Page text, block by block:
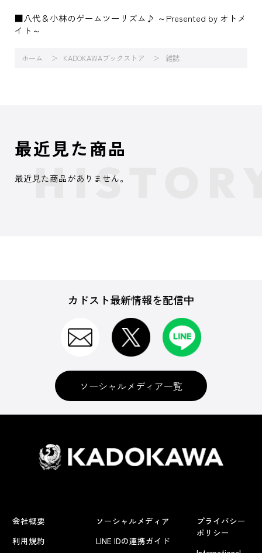
■八代＆小林のゲームツーリズム♪ ～Presented by オトメ
イト～
ホーム KADOKAWAブックストア 雑誌
最近見た商品
最近見た商品がありません。
カドスト最新情報を配信中
ソーシャルメディア一覧
会社概要
利用規約
ソーシャルメディア
LINE IDの連携ガイド
プライバシー
ポリシー